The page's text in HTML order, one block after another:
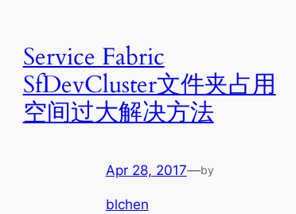
Service Fabric
SfDevCluster文件夹占用
空间过大解决方法
Apr 28, 2017—by
blchen